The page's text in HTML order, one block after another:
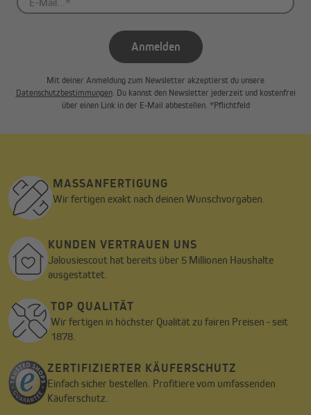
Videoinhalte einzubetten. Dieser Service kann Daten zu
deinen Aktivitäten sammeln. Bitte lies die Details durch
und stimme der Nutzung des Service zu, um dieses Video
anzusehen.
Mehr Informationen
Hochwertiges Material
Dieser weiche Vorhang aus Thermo-Chenille (Polyester, 240
g/m²) umhüllt dich mit Luxus und Komfort. Er ist außerdem mit
einer speziellen Thermofleece-Schicht ausgestattet, die die
reguliert. Der Stoff ist zertifiziert nach OEKO-TEX® Standard
100.
Gesäumter Abschluss
Anmelden
Mit deiner Anmeldung zum Newsletter akzeptierst du unsere
Datenschutzbestimmungen. Du kannst den Newsletter jederzeit und kostenfrei
über einen Link in der E-Mail abbestellen. *Pflichtfeld
MASSANFERTIGUNG
Wir fertigen exakt nach deinen Wunschvorgaben.
KUNDEN VERTRAUEN UNS
Jalousiescout hat bereits über 5 Millionen Haushalte
ausgestattet.
TOP QUALITÄT
Wir fertigen in höchster Qualität zu fairen Preisen - seit
1878.
ZERTIFIZIERTER KÄUFERSCHUTZ
Einfach sicher bestellen. Profitiere vom umfassenden
Käuferschutz.